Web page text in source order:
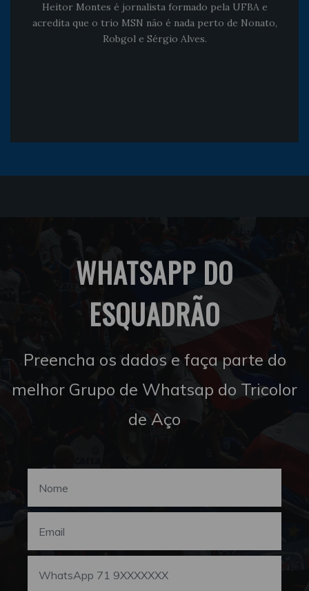
Heitor Montes é jornalista formado pela UFBA e
acredita que o trio MSN não é nada perto de Nonato,
Robgol e Sérgio Alves.
WHATSAPP DO
ESQUADRÃO
Preencha os dados e faça parte do
melhor Grupo de Whatsap do Tricolor
de Aço